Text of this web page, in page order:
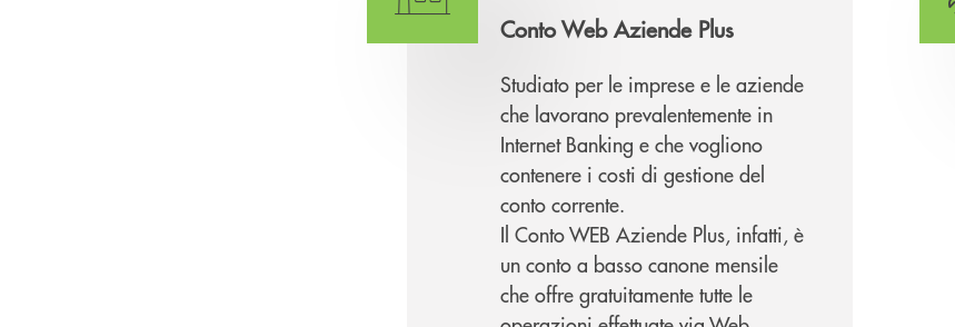
Conto Web Aziende Plus
Studiato per le imprese e le aziende
che lavorano prevalentemente in
Internet Banking e che vogliono
contenere i costi di gestione del
conto corrente.
Il Conto WEB Aziende Plus, infatti, è
un conto a basso canone mensile
che offre gratuitamente tutte le